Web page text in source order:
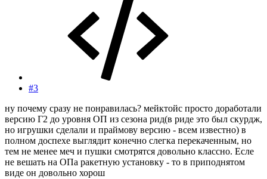
#3
ну почему сразу не понравилась? мейктойс просто доработали
версию Г2 до уровня ОП из сезона рид(в риде это был скурдж,
но игрушки сделали и праймову версию - всем известно) в
полном доспехе выглядит конечно слегка перекаченным, но
тем не менее меч и пушки смотрятся довольно классно. Есле
не вешать на ОПа ракетную установку - то в приподнятом
виде он довольно хорош